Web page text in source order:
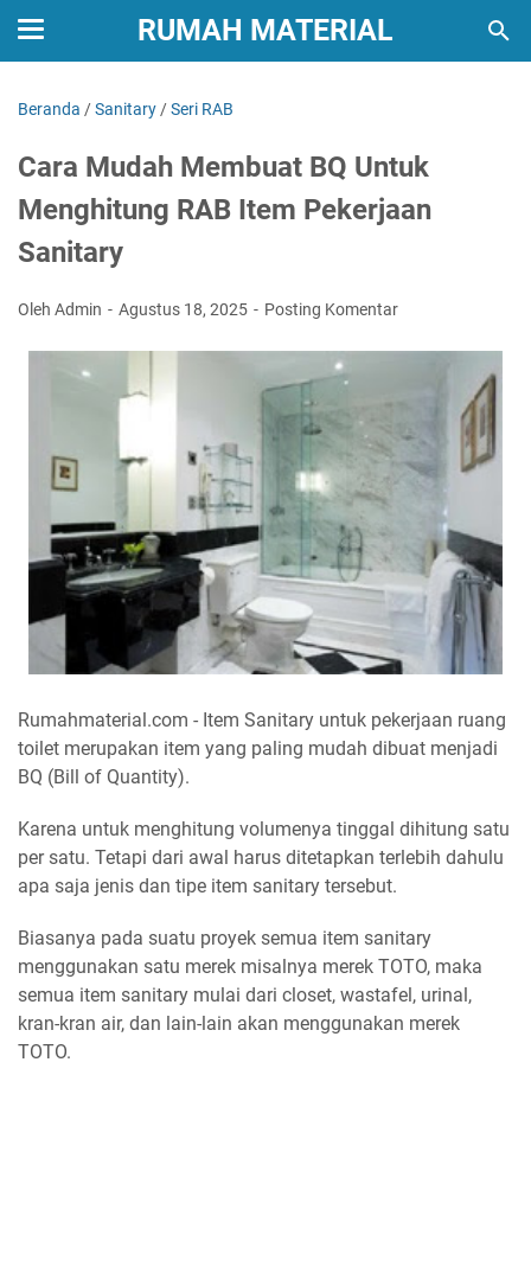
RUMAH MATERIAL
Beranda /Sanitary /Seri RAB
Cara Mudah Membuat BQ Untuk
Menghitung RAB Item Pekerjaan
Sanitary
Oleh Admin Agustus 18, 2025 Posting Komentar
Rumahmaterial.com - Item Sanitary untuk pekerjaan ruang
toilet merupakan item yang paling mudah dibuat menjadi
BQ (Bill of Quantity).
Karena untuk menghitung volumenya tinggal dihitung satu
per satu. Tetapi dari awal harus ditetapkan terlebih dahulu
apa saja jenis dan tipe item sanitary tersebut.
Biasanya pada suatu proyek semua item sanitary
menggunakan satu merek misalnya merek TOTO, maka
semua item sanitary mulai dari closet, wastafel, urinal,
kran-kran air, dan lain-lain akan menggunakan merek
TOTO.